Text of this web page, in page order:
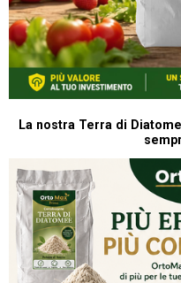
La nostra Terra di